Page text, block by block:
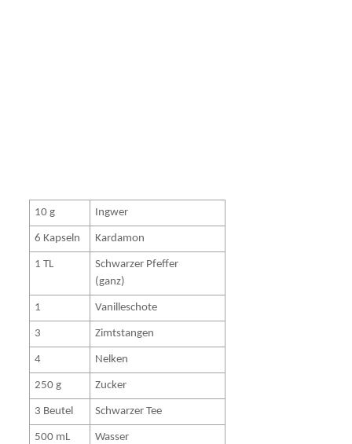
10 g Ingwer
6 Kapseln Kardamon
1 TL
Schwarzer Pfeffer
(ganz)
1 Vanilleschote
3 Zimtstangen
4 Nelken
250 g Zucker
3 Beutel Schwarzer Tee
500 mL Wasser